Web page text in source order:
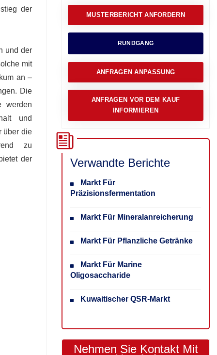
der
und der
mit
an –
Die
werden
und
über die
zu
der
MUSTERBERICHT ANFORDERN
RUNDGANG
ANFRAGEN ANPASSUNG
ANFRAGEN VOR DEM KAUF
INFORMIEREN
Verwandte Berichte
Markt Für
Präzisionsfermentation
Markt Für Mineralanreicherung
Markt Für Pflanzliche Getränke
Markt Für Marine
Oligosaccharide
Kuwaitischer QSR-Markt
Nehmen Sie Kontakt Mit